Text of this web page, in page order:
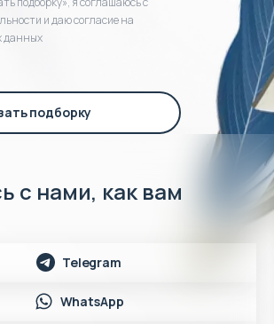
и даю согласие на
данных
подборку
с нами, как вам
Telegram
WhatsApp